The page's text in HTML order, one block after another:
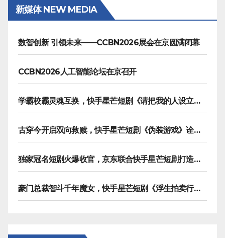
新媒体 NEW MEDIA
数智创新 引领未来——CCBN2026展会在京圆满闭幕
CCBN2026人工智能论坛在京召开
学霸校霸灵魂互换，快手星芒短剧《请把我的人设立住》笑泪齐飞
古穿今开启双向救赎，快手星芒短剧《伪装游戏》诠释热血青春友谊
独家冠名短剧火爆收官，京东联合快手星芒短剧打造双11营销范本
豪门总裁智斗千年魔女，快手星芒短剧《浮生拍卖行》奇幻元素拉满